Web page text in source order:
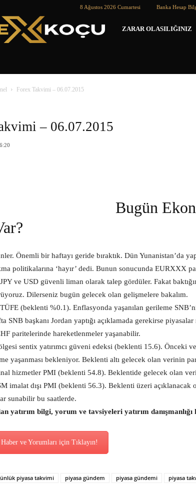
8 Ağustos 2026 Cumartesi Banka Hesap
Forex
ZARAR OLASILIĞINIZ
Forex Takvimi – 06.07.2015
– 06.07.2015
Bugün
Önemli bir haftayı geride bıraktık. Dün Yunanistan’da
politikalarına ‘hayır’ dedi. Bunun sonucunda EURXXX
ve USD güvenli liman olarak talep gördüler. Fakat
Dilerseniz bugün gelecek olan gelişmelere bakalım.
(beklenti %0.1). Enflasyonda yaşanılan gerileme
SNB başkanı Jordan yaptığı açıklamada gerekirse
paritelerinde hareketlenmeler yaşanabilir.
sentix yatırımcı güveni edeksi (beklenti 15.6). Önceki
yaşanması bekleniyor. Beklenti altı gelecek olan verinin
hizmetler PMI (beklenti 54.8). Beklentide gelecek olan
imalat dışı PMI (beklenti 56.3). Beklenti üzeri
sunabilir bu saatlerde.
yatırım bilgi, yorum ve tavsiyeleri yatırım danışmanlığı
ve Yorumları için Tıklayın!
piyasa takvimi piyasa gündem piyasa gündemi piyasa